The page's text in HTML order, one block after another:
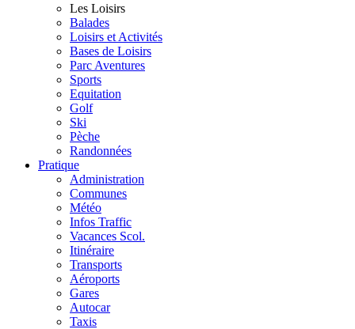
Les Loisirs
Balades
Loisirs et Activités
Bases de Loisirs
Parc Aventures
Sports
Equitation
Golf
Ski
Pèche
Randonnées
Pratique
Administration
Communes
Météo
Infos Traffic
Vacances Scol.
Itinéraire
Transports
Aéroports
Gares
Autocar
Taxis